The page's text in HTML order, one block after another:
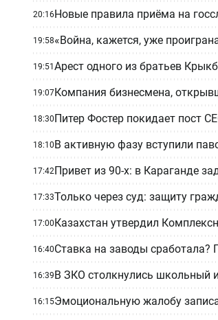
20:16Новые правила приёма на
19:58«Война, кажется, уже
19:51Арест одного из братьев
19:07Компания бизнесмена,
18:30Питер Фостер покидает пост
18:10В активную фазу вступили
17:42Привет из 90-х: в Караганде
17:33Только через суд: защиту
17:00Казахстан утвердил
16:40Ставка на заводы сработала?
16:39В ЗКО столкнулись школьный
16:15Эмоциональную жалобу